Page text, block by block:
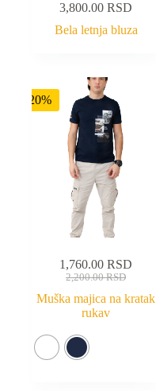
3,800.00RSD
Bela letnja bluza
-20%
2,200.00RSD
1,760.00RSD
Muška majica na kratak
rukav